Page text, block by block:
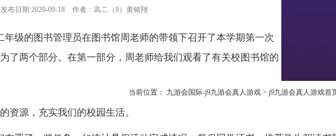
当前位置： 九游会国际-j9九游会真人游戏 > j9九游会真人游戏首
发布日期:2020-09-18 作者：高二（8）黄铭翔
年级的图书管理员在图书馆周老师的带领下召开了本学期第一次
了两个部分。在第一部分，周老师给我们观看了有关校图书馆的
资源，充实我们的校园生活。